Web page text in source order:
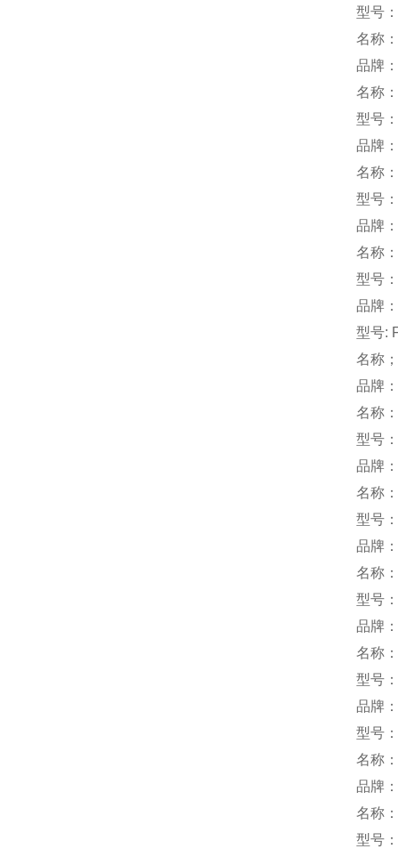
型号
名称
品牌
名称
型号
品牌
名称
型号
品牌
名称
型号
品牌
型号:
名称
品牌
名称
型号
品牌
名称
型号
品牌
名称
型号
品牌
名称
型号
品牌
型号
名称
品牌
名称
型号